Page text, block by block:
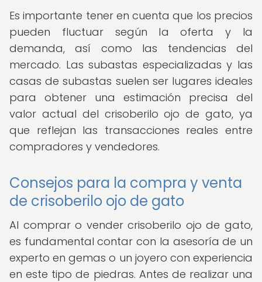
Es importante tener en cuenta que los precios
pueden fluctuar según la oferta y la
demanda, así como las tendencias del
mercado. Las subastas especializadas y las
casas de subastas suelen ser lugares ideales
para obtener una estimación precisa del
valor actual del crisoberilo ojo de gato, ya
que reflejan las transacciones reales entre
compradores y vendedores.
Consejos para la compra y venta
de crisoberilo ojo de gato
Al comprar o vender crisoberilo ojo de gato,
es fundamental contar con la asesoría de un
experto en gemas o un joyero con experiencia
en este tipo de piedras. Antes de realizar una